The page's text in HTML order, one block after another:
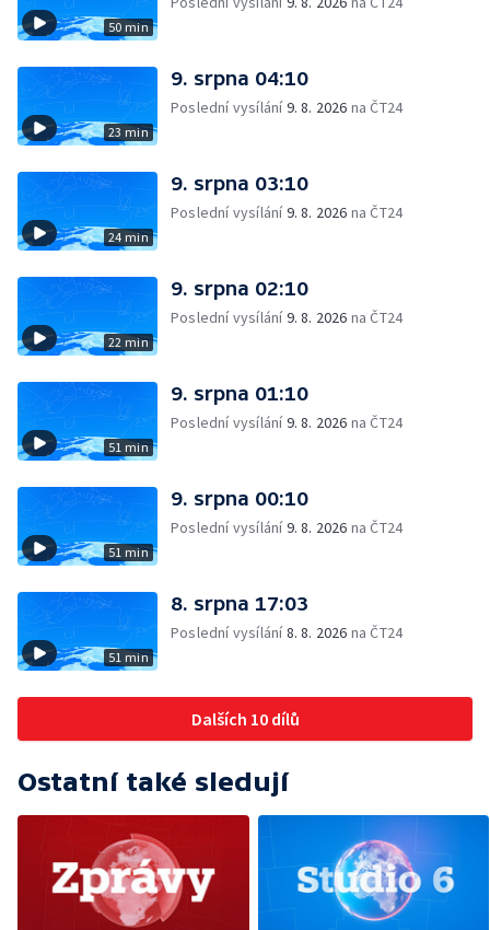
50 min
23 min
9. srpna 04:10
Poslední vysílání9. 8. 2026 na ČT24
24 min
9. srpna 03:10
Poslední vysílání9. 8. 2026 na ČT24
22 min
9. srpna 02:10
Poslední vysílání9. 8. 2026 na ČT24
51 min
9. srpna 01:10
Poslední vysílání9. 8. 2026 na ČT24
51 min
9. srpna 00:10
Poslední vysílání9. 8. 2026 na ČT24
51 min
8. srpna 17:03
Poslední vysílání8. 8. 2026 na ČT24
Dalších 10 dílů
Ostatní také sledují